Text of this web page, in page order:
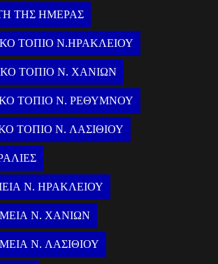
ΤΗΣ ΗΜΕΡΑΣ
ΤΟΠΙΟ Ν.ΗΡΑΚΛΕΙΟΥ
ΤΟΠΙΟ Ν. ΧΑΝΙΩΝ
ΤΟΠΙΟ Ν. ΡΕΘΥΜΝΟΥ
ΤΟΠΙΟ Ν. ΛΑΣΙΘΙΟΥ
Ν. ΗΡΑΚΛΕΙΟΥ
Ν. ΧΑΝΙΩΝ
Ν. ΛΑΣΙΘΙΟΥ